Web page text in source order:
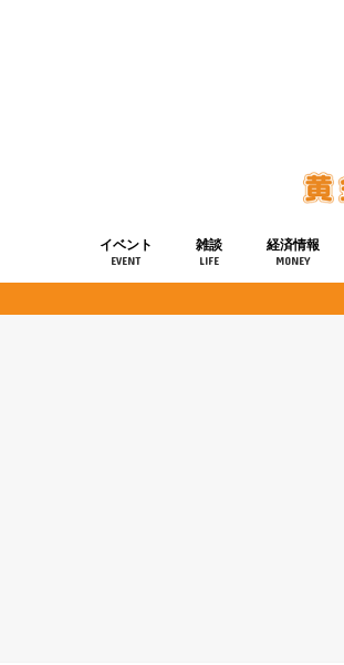
イベント
EVENT
雑談
LIFE
経済情報
MONEY